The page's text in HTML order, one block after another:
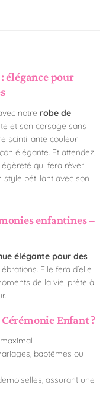
élégance pour
notre robe de
et son corsage sans
scintillante couleur
élégante. Et attendez,
qui fera rêver
style pétillant avec son
enfantines –
élégante pour des
Elle fera d’elle
de la vie, prête à
Enfant ?
baptêmes ou
assurant une